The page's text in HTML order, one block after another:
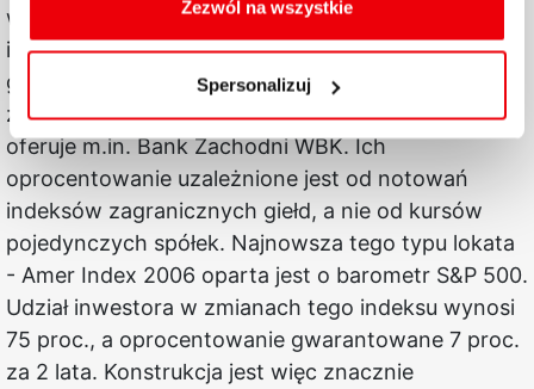
oraz zmiany ustawień plików cookies a także ich
usuwania z przeglądarki internetowej, znajdują się
Zezwól na wszystkie
Spersonalizuj
więcej niż 20-30 proc. - mówi doradca
inwestycyjny Alfred Adamiec. Jego zdaniem, cena
gwarancji zaproponowana przez Millennium jest
zbyt wysoka. Lokaty inwestycyjne od kilku lat
oferuje m.in. Bank Zachodni WBK. Ich
oprocentowanie uzależnione jest od notowań
indeksów zagranicznych giełd, a nie od kursów
pojedynczych spółek. Najnowsza tego typu lokata
- Amer Index 2006 oparta jest o barometr S&P 500.
Udział inwestora w zmianach tego indeksu wynosi
75 proc., a oprocentowanie gwarantowane 7 proc.
za 2 lata. Konstrukcja jest więc znacznie